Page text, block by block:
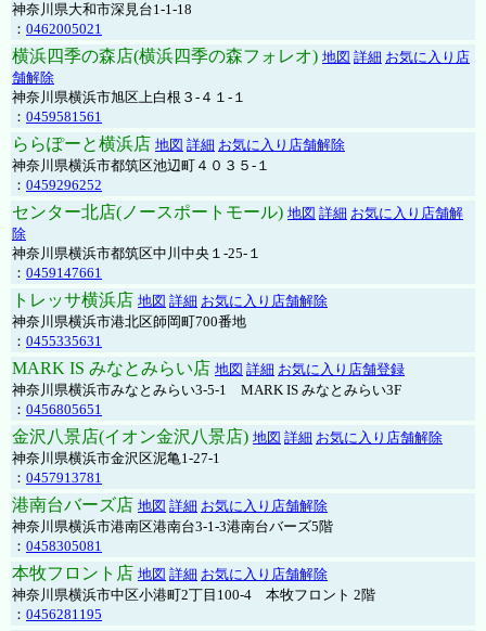
神奈川県大和市深見台1-1-18
： 0462005021
横浜四季の森店(横浜四季の森フォレオ) 地図 詳細 お気に入り店
舗解除
神奈川県横浜市旭区上白根３-４１-１
： 0459581561
ららぽーと横浜店 地図 詳細 お気に入り店舗解除
神奈川県横浜市都筑区池辺町４０３５-１
： 0459296252
センター北店(ノースポートモール) 地図 詳細 お気に入り店舗解
除
神奈川県横浜市都筑区中川中央１-25-１
： 0459147661
トレッサ横浜店 地図 詳細 お気に入り店舗解除
神奈川県横浜市港北区師岡町700番地
： 0455335631
MARK IS みなとみらい店 地図 詳細 お気に入り店舗登録
神奈川県横浜市みなとみらい3-5-1 MARK IS みなとみらい3F
： 0456805651
金沢八景店(イオン金沢八景店) 地図 詳細 お気に入り店舗解除
神奈川県横浜市金沢区泥亀1-27-1
： 0457913781
港南台バーズ店 地図 詳細 お気に入り店舗解除
神奈川県横浜市港南区港南台3-1-3港南台バーズ5階
： 0458305081
本牧フロント店 地図 詳細 お気に入り店舗解除
神奈川県横浜市中区小港町2丁目100-4 本牧フロント 2階
： 0456281195